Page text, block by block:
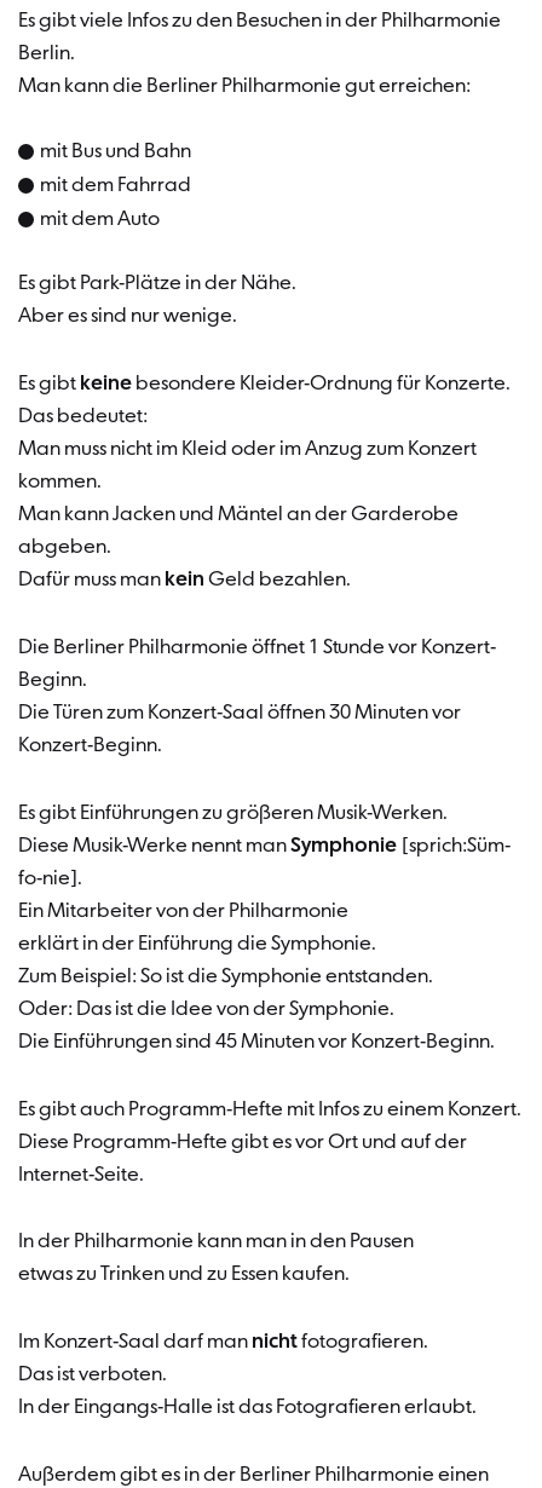
Es gibt viele Infos zu den Besuchen in der Philharmonie
Berlin.
Man kann die Berliner Philharmonie gut erreichen:
mit Bus und Bahn
mit dem Fahrrad
mit dem Auto
Es gibt Park-Plätze in der Nähe.
Aber es sind nur wenige.
Es gibt keine besondere Kleider-Ordnung für Konzerte.
Das bedeutet:
Man muss nicht im Kleid oder im Anzug zum Konzert
kommen.
Man kann Jacken und Mäntel an der Garderobe
abgeben.
Dafür muss man kein Geld bezahlen.
Die Berliner Philharmonie öffnet 1 Stunde vor Konzert-
Beginn.
Die Türen zum Konzert-Saal öffnen 30 Minuten vor
Konzert-Beginn.
Es gibt Einführungen zu größeren Musik-Werken.
Diese Musik-Werke nennt manSymphonie [sprich:Süm-
fo-nie].
Ein Mitarbeiter von der Philharmonie
erklärt in der Einführung die Symphonie.
Zum Beispiel: So ist die Symphonie entstanden.
Oder: Das ist die Idee von der Symphonie.
Die Einführungen sind 45 Minuten vor Konzert-Beginn.
Es gibt auch Programm-Hefte mit Infos zu einem Konzert.
Diese Programm-Hefte gibt es vor Ort und auf der
Internet-Seite.
In der Philharmonie kann man in den Pausen
etwas zu Trinken und zu Essen kaufen.
Im Konzert-Saal darf man nichtfotografieren.
Das ist verboten.
In der Eingangs-Halle ist das Fotografieren erlaubt.
Außerdem gibt es in der Berliner Philharmonie einen